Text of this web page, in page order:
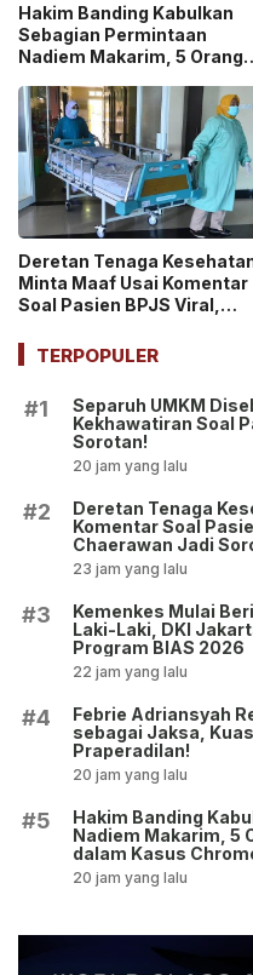
Hakim Banding Kabulkan
Sebagian Permintaan
Nadiem Makarim, 5 Orang
Kasus Chromebook!
Deretan Tenaga
Minta Maaf Usai Komentar
Soal Pasien BPJS Viral,
Chaerawan Jadi Sorotan
Publik!
TERPOPULER
#1
Separuh UMKM
Kekhawatiran Soal
Sorotan!
20 jam yang lalu
#2
Deretan Tenaga
Komentar Soal
Chaerawan Jadi
23 jam yang lalu
#3
Kemenkes Mulai
Laki-Laki, DKI
Program BIAS 2026
22 jam yang lalu
#4
Febrie Adriansyah
sebagai Jaksa,
Praperadilan!
20 jam yang lalu
#5
Hakim Banding
Nadiem Makarim, 5
dalam Kasus
20 jam yang lalu